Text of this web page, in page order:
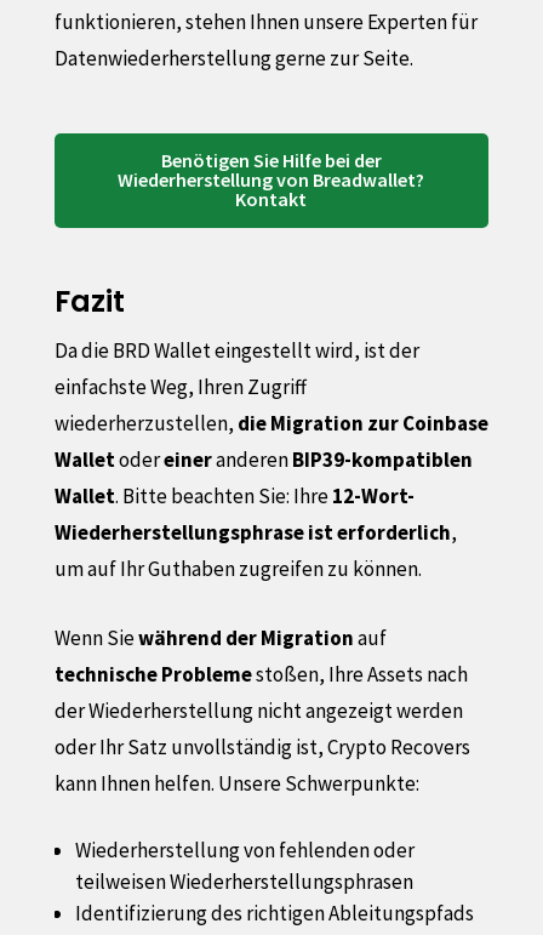
funktionieren, stehen Ihnen unsere Experten für
Datenwiederherstellung gerne zur Seite.
Benötigen Sie Hilfe bei der
Wiederherstellung von Breadwallet?
Kontakt
Fazit
Da die BRD Wallet eingestellt wird, ist der
einfachste Weg, Ihren Zugriff
wiederherzustellen, die Migration zur Coinbase
WalletodereineranderenBIP39-kompatiblen
Wallet. Bitte beachten Sie: Ihre12-Wort-
Wiederherstellungsphrase ist erforderlich,
um auf Ihr Guthaben zugreifen zu können.
Wenn Siewährend der Migrationauf
technische Problemestoßen, Ihre Assets nach
der Wiederherstellung nicht angezeigt werden
oder Ihr Satz unvollständig ist,Crypto Recovers
kann Ihnen helfen. Unsere Schwerpunkte:
Wiederherstellung von fehlenden oder
teilweisen Wiederherstellungsphrasen
Identifizierung des richtigen Ableitungspfads